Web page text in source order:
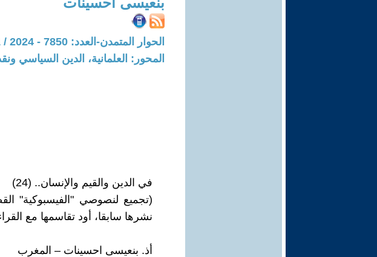
الحوار المتمدن-العدد: 7850 - 2024 / 1 / 8 - 14:00
المحور: العلمانية، الدين السياسي
في الدين والقيم والإنسان.. (24)
(تجميع لنصوصي "الفيسبوكية"
نشرها سابقا، أود تقاسمها مع
أذ. بنعيسى احسينات – المغرب